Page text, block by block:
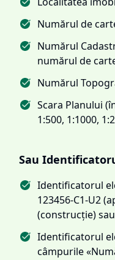
Numărul de
Numărul
numărul de
Numărul
Scara Planului
1:500, 1:1000,
Sau
Identificatorul
123456-C1-U2
(construcție)
Identificatorul
câmpurile